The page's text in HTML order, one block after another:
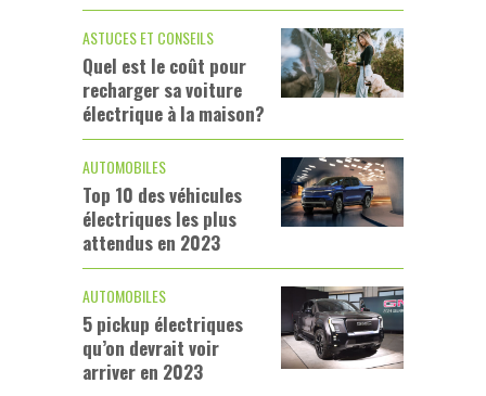
ASTUCES ET CONSEILS
Quel est le coût pour
recharger sa voiture
électrique à la maison?
AUTOMOBILES
Top 10 des véhicules
électriques les plus
attendus en 2023
AUTOMOBILES
5 pickup électriques
qu’on devrait voir
arriver en 2023